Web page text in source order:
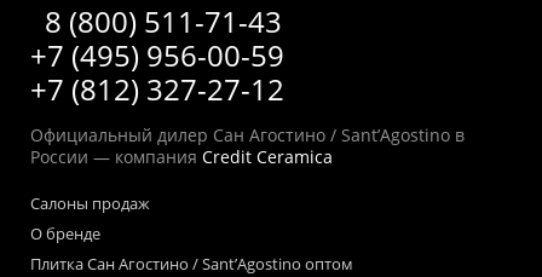
8 (800) 511-71-43
+7 (495) 956-00-59
+7 (812) 327-27-12
Официальный дилер Сан Агостино / Sant’Agostino в
России — компания Credit Ceramica
Салоны продаж
О бренде
Плитка Сан Агостино / Sant’Agostino оптом